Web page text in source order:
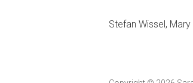
Stefan Wissel,